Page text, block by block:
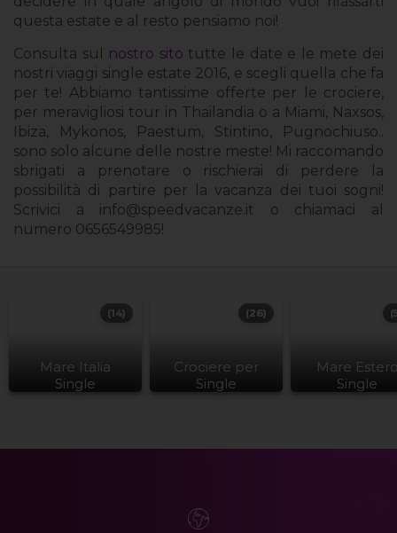
questa estate e al resto pensiamo noi!
Consulta sul nostro sito tutte le date e le mete dei
nostri viaggi single estate 2016, e scegli quella che fa
per te! Abbiamo tantissime offerte per le crociere,
per meravigliosi tour in Thailandia o a Miami, Naxsos,
Ibiza, Mykonos, Paestum, Stintino, Pugnochiuso..
sono solo alcune delle nostre meste! Mi raccomando
sbrigati a prenotare o rischierai di perdere la
possibilità di partire per la vacanza dei tuoi sogni!
Scrivici a info@speedvacanze.it o chiamaci al
numero 0656549985!
Mare Italia
Single
(14)
Crociere per
Single
(26)
Mare
Single